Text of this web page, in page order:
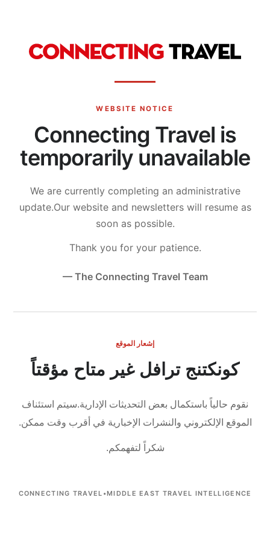
WEBSITE NOTICE
Connecting Travel is
temporarily unavailable
We are currently completing an administrative
update.Our website and newsletters will resume as
soon as possible.
Thank you for your patience.
— The Connecting Travel Team
إشعار الموقع
كونكتنج ترافل غير متاح مؤقتاً
نقوم حالياً باستكمال بعض التحديثات الإدارية.سيتم استئناف
الموقع الإلكتروني والنشرات الإخبارية في أقرب وقت ممكن.
شكراً لتفهمكم.
CONNECTING TRAVEL •MIDDLE EAST TRAVEL INTELLIGENCE